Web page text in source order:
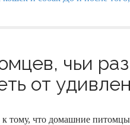
чьи
от
что домашние питомцы